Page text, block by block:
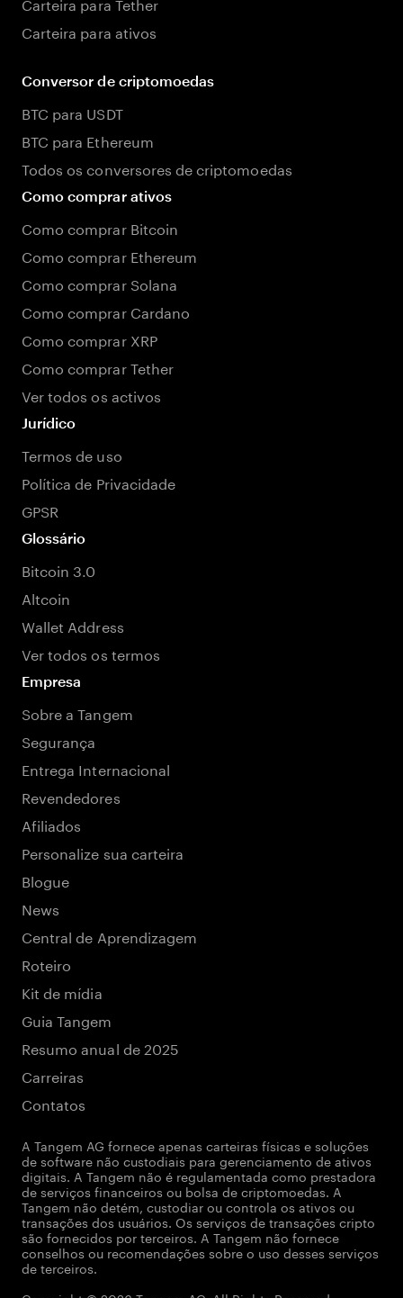
Carteira para ativos
Conversor de criptomoedas
BTC para USDT
BTC para Ethereum
Todos os conversores de criptomoedas
Como comprar ativos
Como comprar Bitcoin
Como comprar Ethereum
Como comprar Solana
Como comprar Cardano
Como comprar XRP
Como comprar Tether
Ver todos os activos
Jurídico
Termos de uso
Política de Privacidade
GPSR
Glossário
Bitcoin 3.0
Altcoin
Wallet Address
Ver todos os termos
Empresa
Sobre a Tangem
Segurança
Entrega Internacional
Revendedores
Afiliados
Personalize sua carteira
Blogue
News
Central de Aprendizagem
Roteiro
Kit de mídia
Guia Tangem
Resumo anual de 2025
Carreiras
Contatos
A Tangem AG fornece apenas carteiras físicas e soluções
de software não custodiais para gerenciamento de ativos
digitais. A Tangem não é regulamentada como prestadora
de serviços financeiros ou bolsa de criptomoedas. A
Tangem não detém, custodiar ou controla os ativos ou
transações dos usuários. Os serviços de transações cripto
são fornecidos por terceiros. A Tangem não fornece
conselhos ou recomendações sobre o uso desses serviços
de terceiros.